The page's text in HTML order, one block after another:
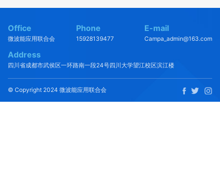
Office
微波能应用联合会
Phone
15928139477
E-mail
Campa_admin@163.com
Address
四川省成都市武侯区一环路南一段24号四川大学望江校区滨江楼
© Copyright 2024 微波能应用联合会